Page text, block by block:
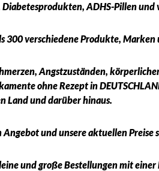
ADHS-Pillen und
300 verschiedene Produkte, Marken
Angstzuständen,
ohne Rezept in
Land und darüber hinaus.
und unsere aktuellen Preise
und große Bestellungen mit